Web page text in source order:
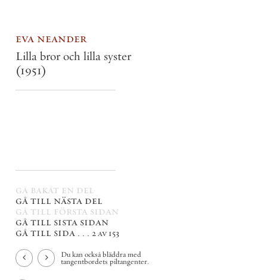
eva neander
Lilla bror och lilla syster
(1951)
gå bakåt en del
gå till nästa del
gå till första sidan
gå till sista sidan
gå till sida . . . 2 av 153
Du kan också bläddra med
tangentbordets piltangenter.